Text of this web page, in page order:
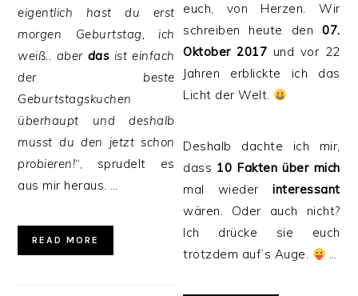
eigentlich hast du erst
morgen Geburtstag, ich
weiß.. aber dasist einfach
der beste
Geburtstagskuchen
überhaupt und deshalb
musst du den jetzt schon
probieren!“, sprudelt es
aus mir heraus. …
READ MORE
euch, von Herzen. Wir
schreiben heute den07.
Oktober 2017 und vor 22
Jahren erblickte ich das
Licht der Welt.
Deshalb dachte ich mir,
dass 10 Fakten über mich
mal wiederinteressant
wären. Oder auch nicht?
Ich drücke sie euch
trotzdem auf’s Auge.
…